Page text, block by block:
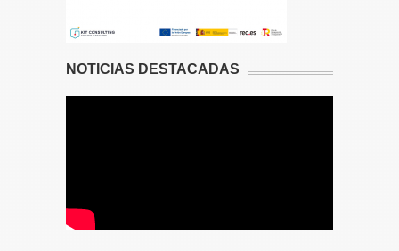
NOTICIAS DESTACADAS